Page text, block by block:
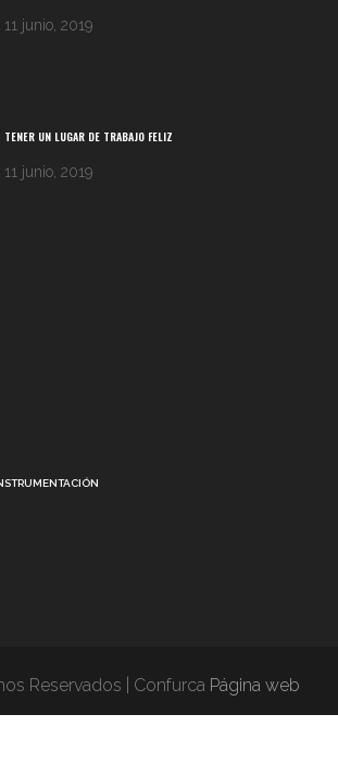
11 junio, 2019
TENER UN LUGAR DE TRABAJO FELIZ
11 junio, 2019
Reservados | Confurca Página web